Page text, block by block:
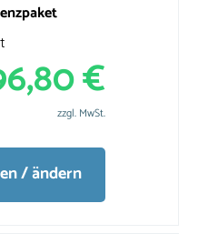
zzgl. MwSt.
€
/ ändern